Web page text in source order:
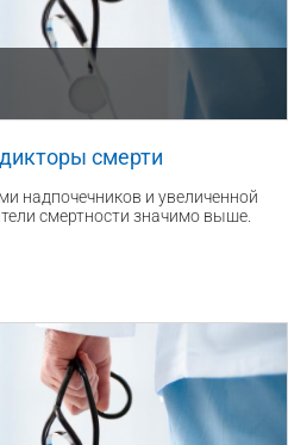
смерти
надпочечников и увеличенной
смертности значимо выше.